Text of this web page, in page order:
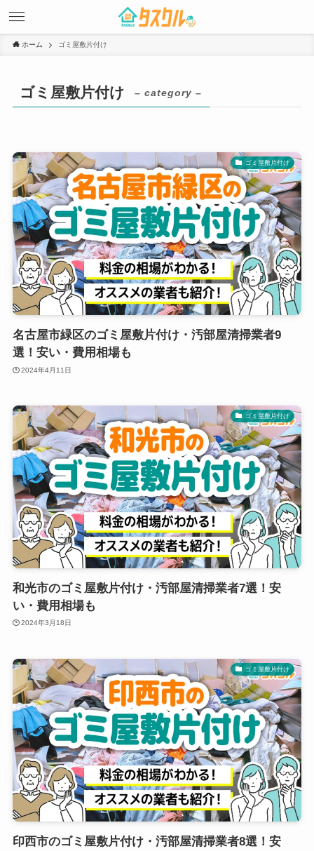
ホーム ゴミ屋敷片付け
ゴミ屋敷片付け – category –
ゴミ屋敷片付け
名古屋市緑区のゴミ屋敷片付け・汚部屋清掃業者9
選！安い・費用相場も
2024年4月11日
ゴミ屋敷片付け
和光市のゴミ屋敷片付け・汚部屋清掃業者7選！安
い・費用相場も
2024年3月18日
ゴミ屋敷片付け
印西市のゴミ屋敷片付け・汚部屋清掃業者8選！安